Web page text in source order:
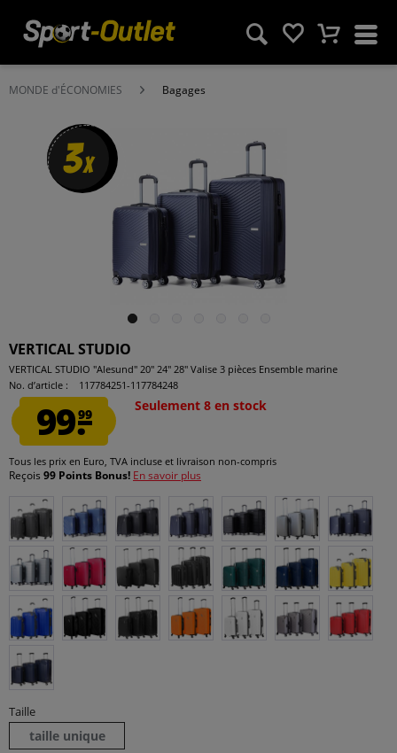
MONDE d'ÉCONOMIES Bagages
3x
VERTICAL STUDIO
VERTICAL STUDIO "Alesund" 20" 24" 28" Valise 3 pièces Ensemble marine
No. d’article :
117784251-117784248
99.99
Seulement 8 en stock
Tous les prix en Euro, TVA incluse et livraison non-compris
Reçois 99 Points Bonus! En savoir plus
Taille
taille unique